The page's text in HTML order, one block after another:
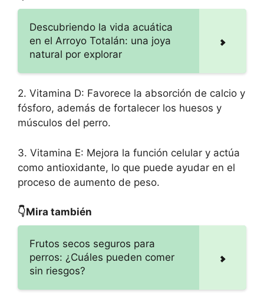
Descubriendo la vida acuática
en el Arroyo Totalán: una joya
natural por explorar
2. Vitamina D: Favorece la absorción de calcio y
fósforo, además de fortalecer los huesos y
músculos del perro.
3. Vitamina E: Mejora la función celular y actúa
como antioxidante, lo que puede ayudar en el
proceso de aumento de peso.
👇Mira también
Frutos secos seguros para
perros: ¿Cuáles pueden comer
sin riesgos?